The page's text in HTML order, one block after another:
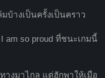
มบ้างเป็นครั้งเป็นคราว
I am so proud ที่ชนะเกมนี้
างมาไกล แต่ฮักพาให้เมือ